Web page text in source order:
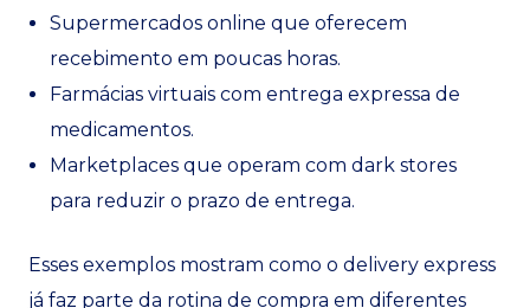
Supermercados online que oferecem
recebimento em poucas horas.
Farmácias virtuais com entrega expressa de
medicamentos.
Marketplaces que operam com dark stores
para reduzir o prazo de entrega.
Esses exemplos mostram como o delivery express
já faz parte da rotina de compra em diferentes